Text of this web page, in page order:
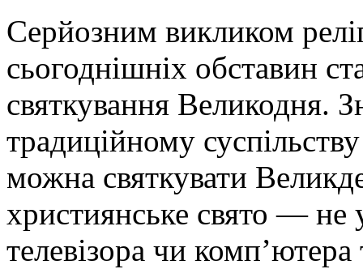
Серйозним викликом
сьогоднішніх обставин
святкування Великодня.
традиційному
можна святкувати
християнське свято — не
телевізора чи